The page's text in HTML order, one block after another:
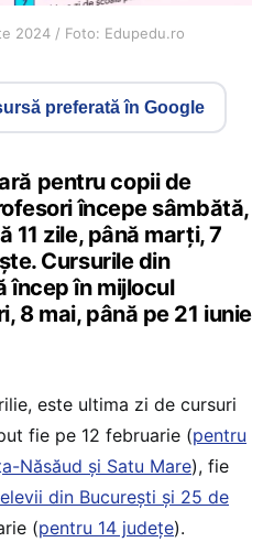
2024 / Foto: Edupedu.ro
preferată în Google
pentru copii de
începe sâmbătă,
11 zile, până marți, 7
Cursurile din
încep în mijlocul
8 mai, până pe 21 iunie
este ultima zi de cursuri
fie pe 12 februarie (pentru
Năsăud și Satu Mare), fie
din București și 25 de
(pentru 14 județe).